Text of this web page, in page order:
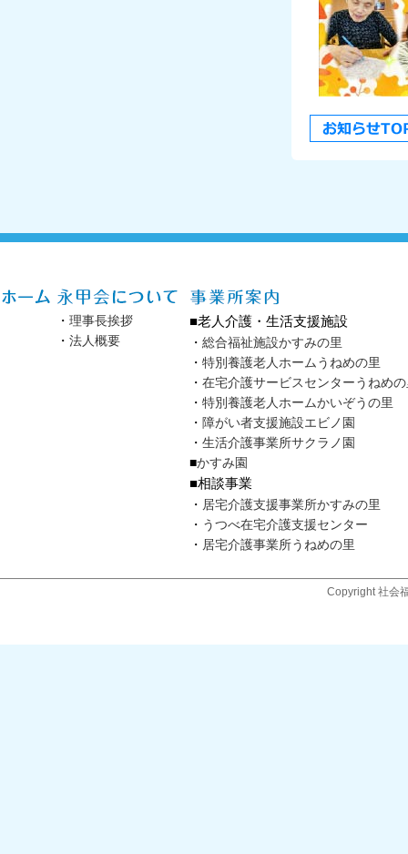
・ 理事長挨拶
・ 法人概要
■老人介護・生活支援施設
・ 総合福祉施設かすみの里
・ 特別養護老人ホームうねめの里
・ 在宅介護サービスセンターうねめ
・ 特別養護老人ホームかいぞうの里
・ 障がい者支援施設エビノ園
・ 生活介護事業所サクラノ園
■かすみ園
■相談事業
・ 居宅介護支援事業所かすみの里
・ うつべ在宅介護支援センター
・ 居宅介護事業所うねめの里
Copyright 社会